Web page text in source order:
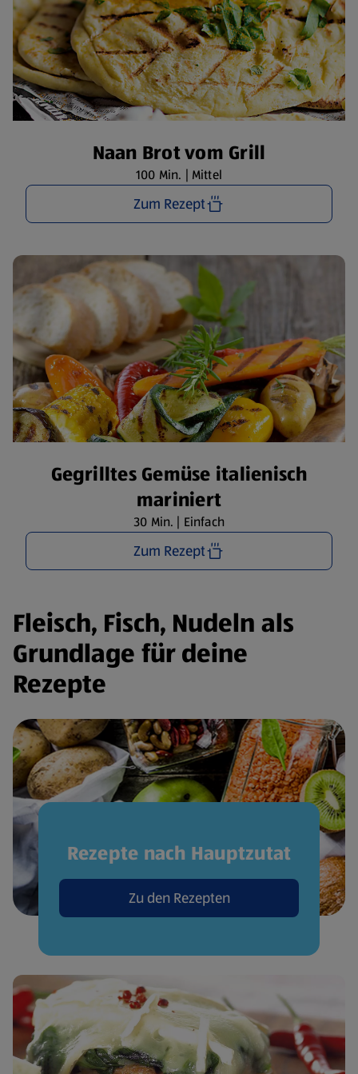
Naan Brot vom Grill
100 Min. | Mittel
Zum Rezept
Gegrilltes Gemüse italienisch
mariniert
30 Min. | Einfach
Zum Rezept
Fleisch, Fisch, Nudeln als
Grundlage für deine
Rezepte
Rezepte nach Hauptzutat
Zu den Rezepten